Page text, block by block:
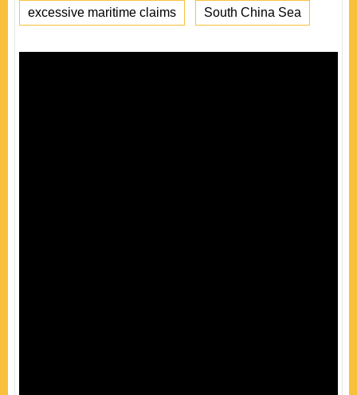
excessive maritime claims South China Sea